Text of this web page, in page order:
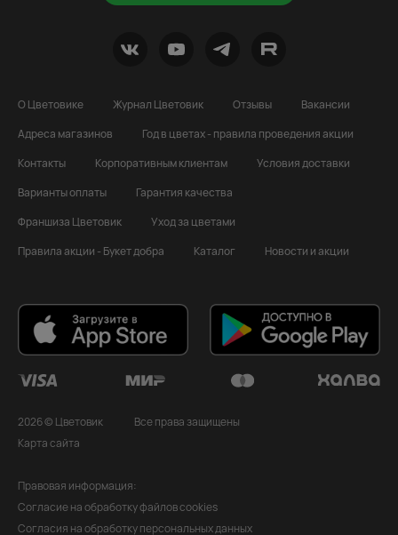
О Цветовике Журнал Цветовик Отзывы
Вакансии
Адреса магазинов
Год в цветах - правила проведения акции
Контакты
Корпоративным клиентам
Условия доставки
Варианты оплаты
Гарантия качества
Франшиза Цветовик
Уход за цветами
Правила акции - Букет добра
Каталог Новости и акции
2026 © Цветовик
Все права защищены
Карта сайта
Правовая информация:
Согласие на обработку файлов cookies
Согласия на обработку персональных данных